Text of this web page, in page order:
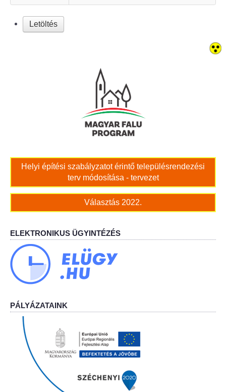
Múló Évek Nyugdíjas Klub
Katolikus Egyház
Bölcskei Borbarát Egyesültet Klub
Bölcskei Önkéntes Tűzoltó Egyesület
Bölcskei Néptánc Egyesület
Bölcskei Polgárőrség
Bölcskei Klímakör
HIVATAL
Nyomtatványok
Szabályzatok
Letöltés
Helyi építési szabályzatot érintő településrendezési
terv módosítása - tervezet
Választás 2022.
ELEKTRONIKUS ÜGYINTÉZÉS
PÁLYÁZATAINK